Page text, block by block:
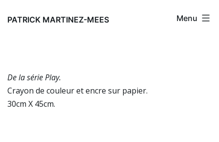
auPATRICK MARTINEZ-MEES Menu
De la série Play.
Crayon de couleur et encre sur papier.
30cm X 45cm.